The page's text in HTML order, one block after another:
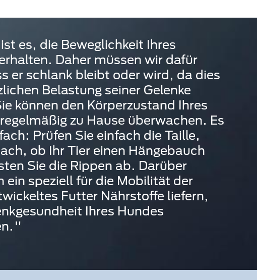
es, die Beweglichkeit Ihres
Daher müssen wir dafür
er schlank bleibt oder wird, da dies
Belastung seiner Gelenke
können den Körperzustand Ihres
zu Hause überwachen. Es
Prüfen Sie einfach die Taille,
ob Ihr Tier einen Hängebauch
Sie die Rippen ab. Darüber
ein speziell für die Mobilität der
Futter Nährstoffe liefern,
Ihres Hundes